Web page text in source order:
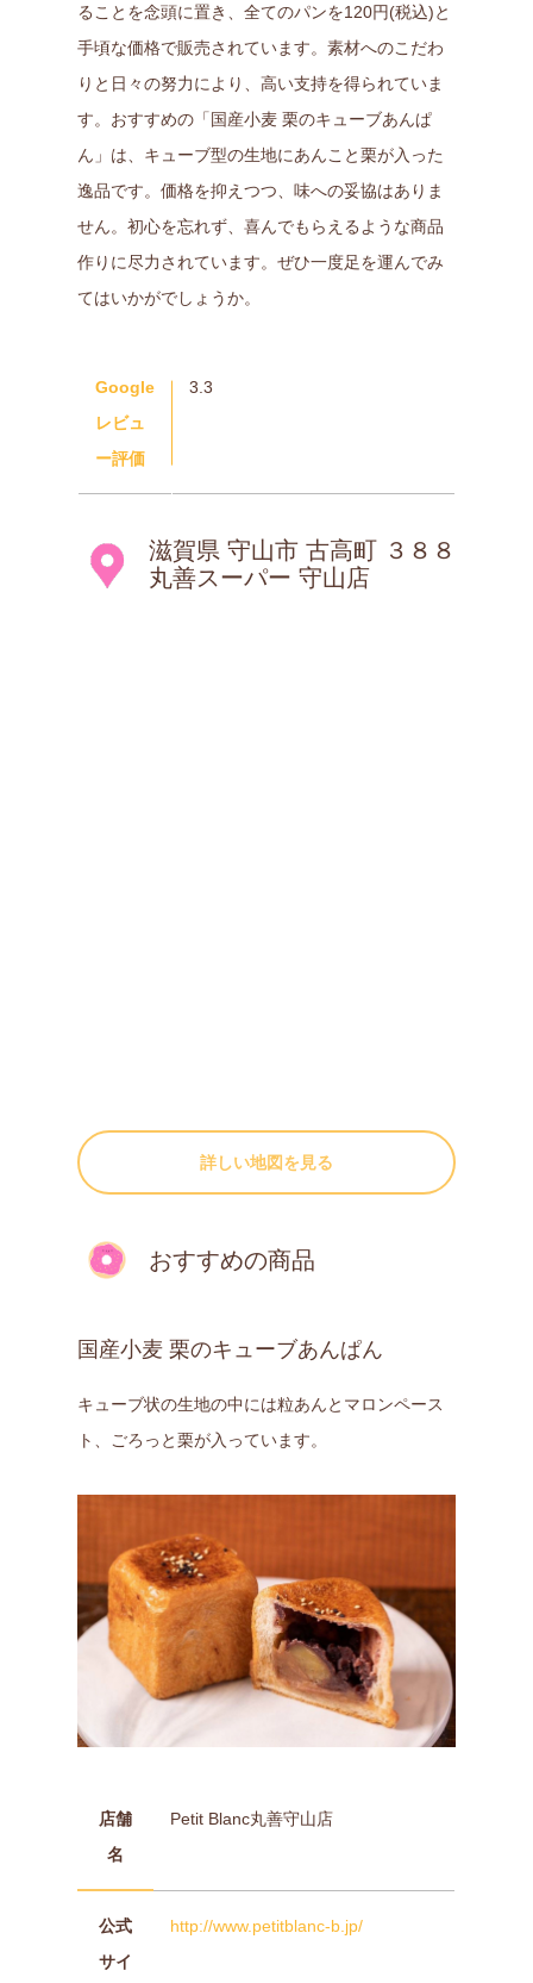
ることを念頭に置き、全てのパンを120円(税込)と
手頃な価格で販売されています。素材へのこだわ
りと日々の努力により、高い支持を得られていま
す。おすすめの「国産小麦 栗のキューブあんぱ
ん」は、キューブ型の生地にあんこと栗が入った
逸品です。価格を抑えつつ、味への妥協はありま
せん。初心を忘れず、喜んでもらえるような商品
作りに尽力されています。ぜひ一度足を運んでみ
てはいかがでしょうか。
Google
レビュ
ー評価
3.3
滋賀県 守山市 古高町 ３８８
丸善スーパー 守山店
詳しい地図を見る
おすすめの商品
国産小麦 栗のキューブあんぱん
キューブ状の生地の中には粒あんとマロンペース
ト、ごろっと栗が入っています。
店舗
名
Petit Blanc丸善守山店
公式
サイ
http://www.petitblanc-b.jp/